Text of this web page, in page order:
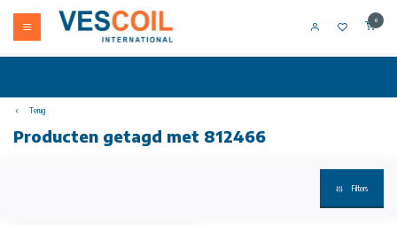
0
Terug
Producten getagd met 812466
Filters